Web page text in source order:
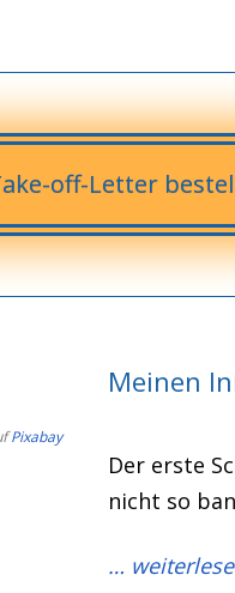
off-Letter
Pixabay
Meinen
Der erste
nicht so
…